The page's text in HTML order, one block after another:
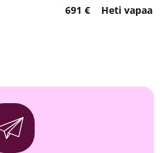
691 €
Heti vapaa